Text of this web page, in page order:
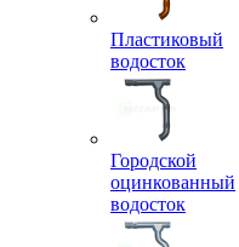
Пластиковый
водосток
Городской
оцинкованный
водосток